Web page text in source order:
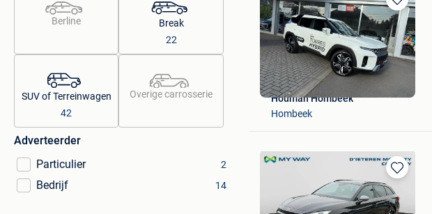
Berline
Break
22
SUV of Terreinwagen
42
Overige carrosserie
Adverteerder
Particulier
2
Bedrijf 14
Bewaren
in
Mijn
Favorieten
Houman Hombeek
Hombeek
Bewaren
in
Mijn